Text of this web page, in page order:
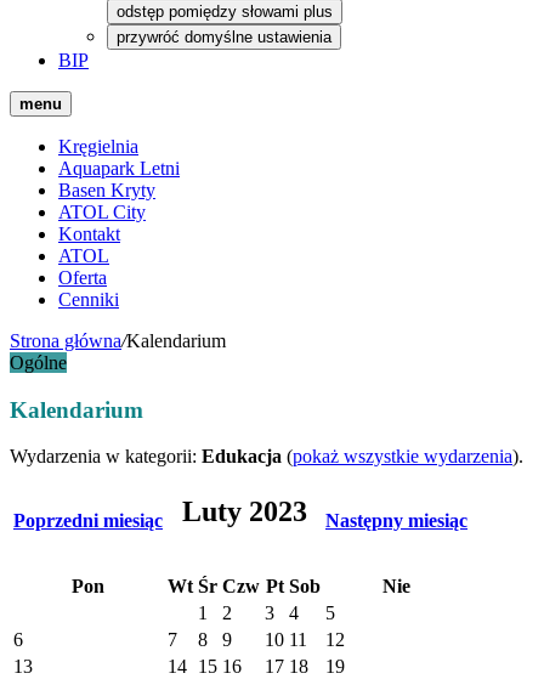
odstęp pomiędzy słowami plus
przywróć domyślne ustawienia
BIP
menu
Kręgielnia
Aquapark Letni
Basen Kryty
ATOL City
Kontakt
ATOL
Oferta
Cenniki
Strona główna/Kalendarium
Ogólne
Kalendarium
Wydarzenia w kategorii: Edukacja (pokaż wszystkie wydarzenia).
Poprzedni miesiąc Luty 2023 Następny miesiąc
Pon Wt Śr Czw Pt Sob
Nie
1
2 3 4
5
6
7 8 9 10 11
12
13
14 15 16 17 18
19